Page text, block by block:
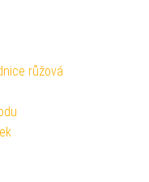
růžová